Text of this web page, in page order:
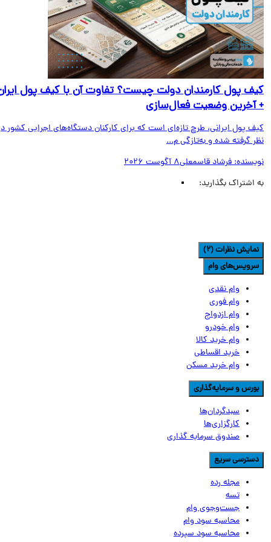
پول کارمندان دولت چیست؟ تفاوت آن با کیف پول ایران
وضعیت فعال‌سازی
پول ایرانی، طرح تازه‌ای است که برای کارکنان دستگاه‌های اجرایی کشور در
گرفته شده و به‌تازگی م...
فرشاد قاسمعلی8 آگوست 2026
اشتراک بگذارید:
نظرات (2)
وام
وام نقدی
وام فوری
وام ازدواج
وام خودرو
وام خرید کالا
خرید اقساطی
وام خرید مسکن
و سرمایه‌گذاری
سبدگردان‌ها
کارگزاری‌ها
صندوق سرمایه گذاری
سریع
مجله رده
تسه
جست‌وجوی وام
محاسبه سود وام
محاسبه سود سپرده